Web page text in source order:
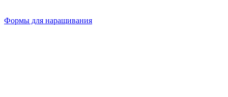
Формы для наращивания